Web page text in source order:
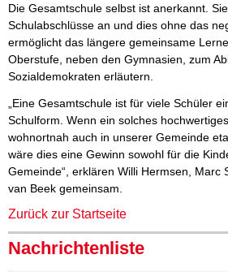
Die Gesamtschule selbst ist anerkannt.
Schulabschlüsse an und dies ohne das
ermöglicht das längere gemeinsame
Oberstufe, neben den Gymnasien, zum
Sozialdemokraten erläutern.
„Eine Gesamtschule ist für viele Schüler
Schulform. Wenn ein solches
wohnortnah auch in unserer Gemeinde
wäre dies eine Gewinn sowohl für die
Gemeinde“, erklären Willi Hermsen, Marc
van Beek gemeinsam.
Zurück zur Startseite
Nachrichtenliste